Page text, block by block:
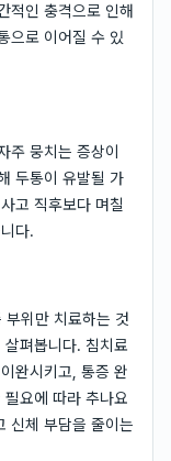
적인 충격으로 인해
으로 이어질 수 있
주 뭉치는 증상이
두통이 유발될 가
고 직후보다 며칠
다.
부위만 치료하는 것
펴봅니다. 침치료
완시키고, 통증 완
요에 따라 추나요
신체 부담을 줄이는